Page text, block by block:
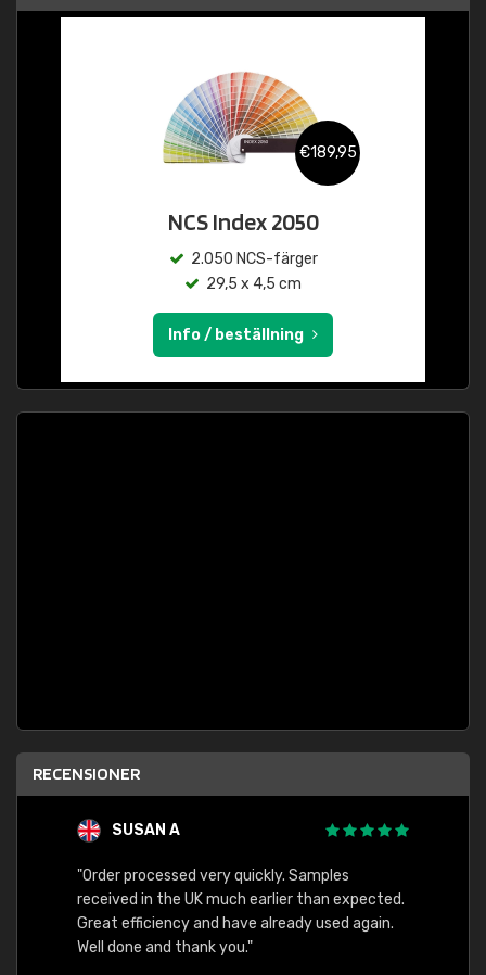
€189,95
NCS Index 2050
2.050 NCS-färger
29,5 x 4,5 cm
Info / beställning
RECENSIONER
SUSAN A
"Order processed very quickly. Samples
received in the UK much earlier than expected.
Great efficiency and have already used again.
Well done and thank you."